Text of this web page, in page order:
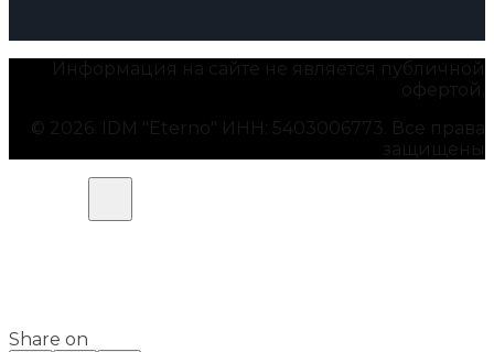
Информация на сайте не является публичной
офертой.
© 2026. IDM "Eterno" ИНН: 5403006773. Все права
защищены
Share on